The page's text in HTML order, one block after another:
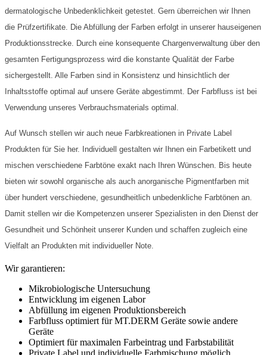
dermatologische Unbedenklichkeit getestet. Gern überreichen wir Ihnen
die Prüfzertifikate. Die Abfüllung der Farben erfolgt in unserer hauseigenen
Produktionsstrecke. Durch eine konsequente Chargenverwaltung über den
gesamten Fertigungsprozess wird die konstante Qualität der Farbe
sichergestellt. Alle Farben sind in Konsistenz und hinsichtlich der
Inhaltsstoffe optimal auf unsere Geräte abgestimmt. Der Farbfluss ist bei
Verwendung unseres Verbrauchsmaterials optimal.
Auf Wunsch stellen wir auch neue Farbkreationen in Private Label
Produkten für Sie her. Individuell gestalten wir Ihnen ein Farbetikett und
mischen verschiedene Farbtöne exakt nach Ihren Wünschen. Bis heute
bieten wir sowohl organische als auch anorganische Pigmentfarben mit
über hundert verschiedene, gesundheitlich unbedenkliche Farbtönen an.
Damit stellen wir die Kompetenzen unserer Spezialisten in den Dienst der
Gesundheit und Schönheit unserer Kunden und schaffen zugleich eine
Vielfalt an Produkten mit individueller Note.
Wir garantieren:
Mikrobiologische Untersuchung
Entwicklung im eigenen Labor
Abfüllung im eigenen Produktionsbereich
Farbfluss optimiert für MT.DERM Geräte sowie andere
Geräte
Optimiert für maximalen Farbeintrag und Farbstabilität
Private Label und individuelle Farbmischung möglich